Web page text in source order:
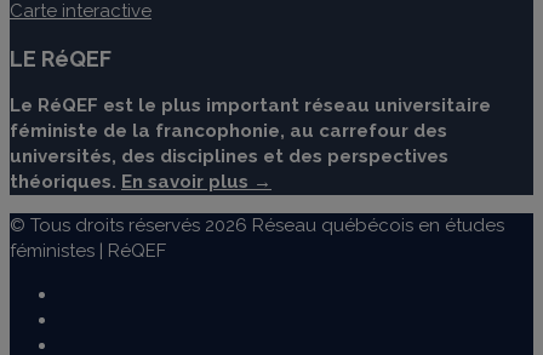
Carte interactive
LE RéQEF
Le RéQEF est le plus important réseau universitaire
féministe de la francophonie, au carrefour des
universités, des disciplines et des perspectives
théoriques. En savoir plus →
© Tous droits réservés 2026 Réseau québécois en études
féministes | RéQEF